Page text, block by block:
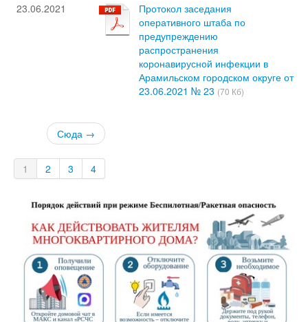
23.06.2021
Протокол заседания
оперативного штаба по
предупреждению
распространения
коронавирусной инфекции в
Арамильском городском округе от
23.06.2021 № 23 (70 Кб)
Сюда →
1 2 3 4